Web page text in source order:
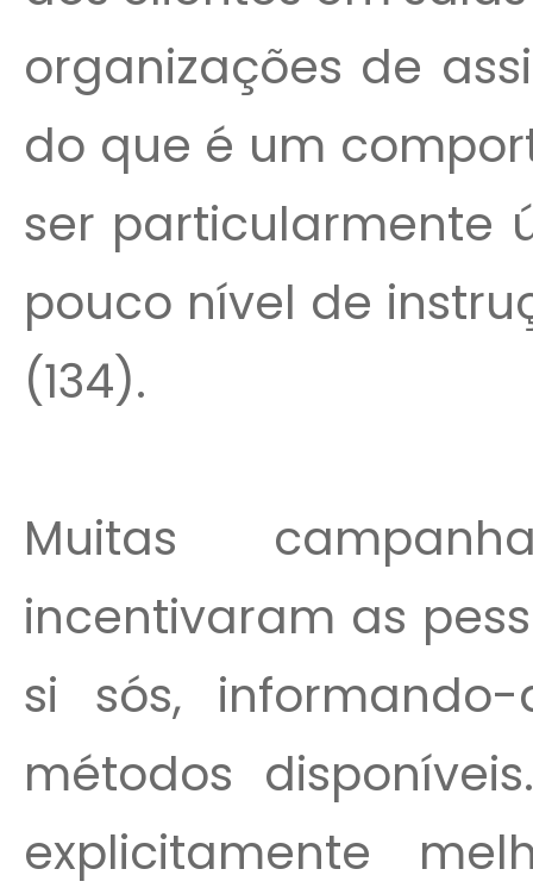
organizações de
do que é um
ser particularmente
pouco nível de
(134).
Muitas
incentivaram as
si sós,
métodos
explicitamente